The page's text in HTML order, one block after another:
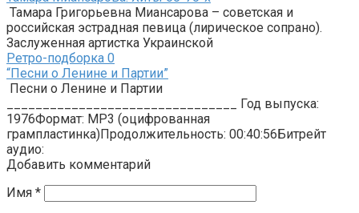
Тамара Григорьевна Миансарова – советская и
российская эстрадная певица (лирическое сопрано).
Заслуженная артистка Украинской
Ретро-подборка 0
“Песни о Ленине и Партии”
Песни о Ленине и Партии
________________________________ Год выпуска:
1976Формат: MP3 (оцифрованная
грампластинка)Продолжительность: 00:40:56Битрейт
аудио:
Добавить комментарий
Имя *